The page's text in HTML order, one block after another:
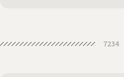
abused
7234